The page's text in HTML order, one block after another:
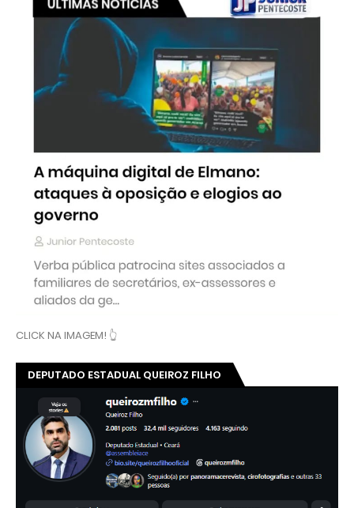
CLICK NA IMAGEM! 👆
DEPUTADO ESTADUAL QUEIROZ FILHO